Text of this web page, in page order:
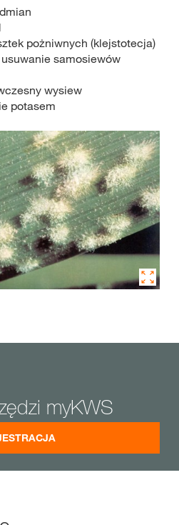
pożniwnych (klejstotecja)
samosiewów
wysiew
potasem
myKWS